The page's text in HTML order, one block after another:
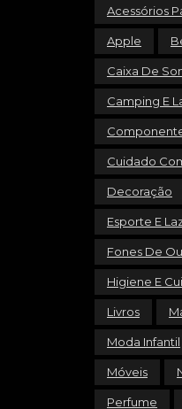
Acessórios
Apple
Caixa De
Camping E
Cuidado
Decoração
Esporte E
Fones De
Higiene E
Livros
Moda Infantil
Móveis
Perfume